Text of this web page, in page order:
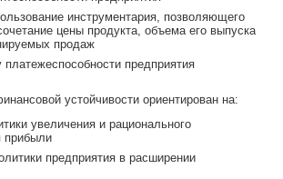
инструментария, позволяющего
цены продукта, объема его выпуска
продаж
платежеспособности предприятия
устойчивости ориентирован на:
увеличения и рационального
прибыли
предприятия в расширении